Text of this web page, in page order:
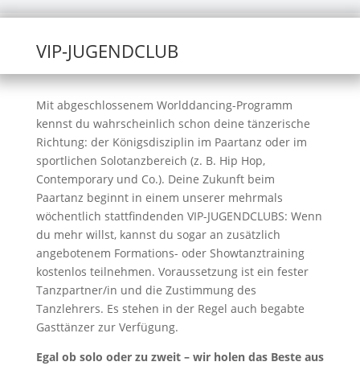
VIP-JUGENDCLUB
Mit abgeschlossenem Worlddancing-Programm
kennst du wahrscheinlich schon deine tänzerische
Richtung: der Königsdisziplin im Paartanz oder im
sportlichen Solotanzbereich (z. B. Hip Hop,
Contemporary und Co.). Deine Zukunft beim
Paartanz beginnt in einem unserer mehrmals
wöchentlich stattfindenden VIP-JUGENDCLUBS: Wenn
du mehr willst, kannst du sogar an zusätzlich
angebotenem Formations- oder Showtanztraining
kostenlos teilnehmen. Voraussetzung ist ein fester
Tanzpartner/in und die Zustimmung des
Tanzlehrers. Es stehen in der Regel auch begabte
Gasttänzer zur Verfügung.
Egal ob solo oder zu zweit – wir holen das Beste aus